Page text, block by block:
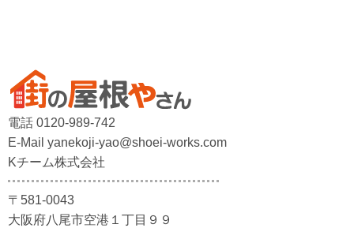
電話 0120-989-742
E-Mail yanekoji-yao@shoei-works.com
Kチーム株式会社
〒581-0043
大阪府八尾市空港１丁目９９